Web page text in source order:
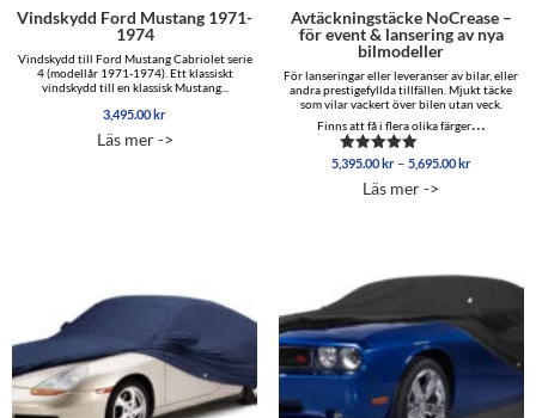
Vindskydd Ford Mustang 1971-
1974
Vindskydd till Ford Mustang Cabriolet serie
4 (modellår 1971-1974). Ett klassiskt
vindskydd till en klassisk Mustang...
3,495.00kr
Läs mer ->
Avtäckningstäcke NoCrease –
för event & lansering av nya
bilmodeller
För lanseringar eller leveranser av bilar, eller
andra prestigefyllda tillfällen. Mjukt täcke
som vilar vackert över bilen utan veck.
Finns att få i flera olika färger…
Betygsatt
av 5
5,395.00kr – 5,695.00kr
Läs mer ->